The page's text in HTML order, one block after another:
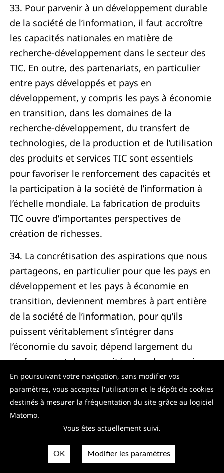
33. Pour parvenir à un développement durable
de la société de l’information, il faut accroître
les capacités nationales en matière de
recherche-développement dans le secteur des
TIC. En outre, des partenariats, en particulier
entre pays développés et pays en
développement, y compris les pays à économie
en transition, dans les domaines de la
recherche-développement, du transfert de
technologies, de la production et de l’utilisation
des produits et services TIC sont essentiels
pour favoriser le renforcement des capacités et
la participation à la société de l’information à
l’échelle mondiale. La fabrication de produits
TIC ouvre d’importantes perspectives de
création de richesses.
34. La concrétisation des aspirations que nous
partageons, en particulier pour que les pays en
développement et les pays à économie en
transition, deviennent membres à part entière
de la société de l’information, pour qu’ils
puissent véritablement s’intégrer dans
l’économie du savoir, dépend largement du
renforcement des capacités dans les domaines
de l’éducation, de la technologie, du savoir-faire
et de l’accès à l’information, lesquels
constituent des facteurs majeurs de
développement et de compétitivité.
5) Etablir la confiance et la sécurité dans
l’utilisation des TIC
En poursuivant votre navigation, sans modifier vos
paramètres, vous acceptez l'utilisation et le dépôt de cookies
destinés à mesurer la fréquentation du site grâce au logiciel
Matomo.
Vous êtes actuellement suivi.
OK Modifier les paramètres